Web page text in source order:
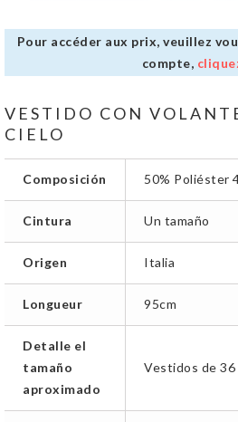
Pour accéder aux prix, veuillez
compte,
VESTIDO CON
CIELO
Composición 50% Poliéster
Cintura Un tamaño
Origen Italia
Longueur 95cm
Detalle el
tamaño
aproximado
Vestidos de 36